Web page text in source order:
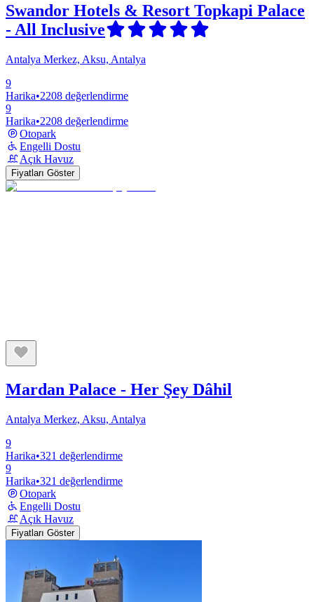
Swandor Hotels & Resort Topkapi Palace
- All Inclusive
Antalya Merkez, Aksu, Antalya
9
Harika•2208 değerlendirme
9
Harika•2208 değerlendirme
Otopark
Engelli Dostu
Açık Havuz
Fiyatları Göster
Mardan Palace - Her Şey Dâhil
Antalya Merkez, Aksu, Antalya
9
Harika•321 değerlendirme
9
Harika•321 değerlendirme
Otopark
Engelli Dostu
Açık Havuz
Fiyatları Göster